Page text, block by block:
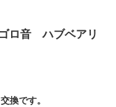
ロ音 ハブベアリ
換です。